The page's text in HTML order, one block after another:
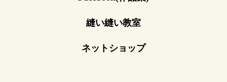
縫い縫い教室
ネットショップ